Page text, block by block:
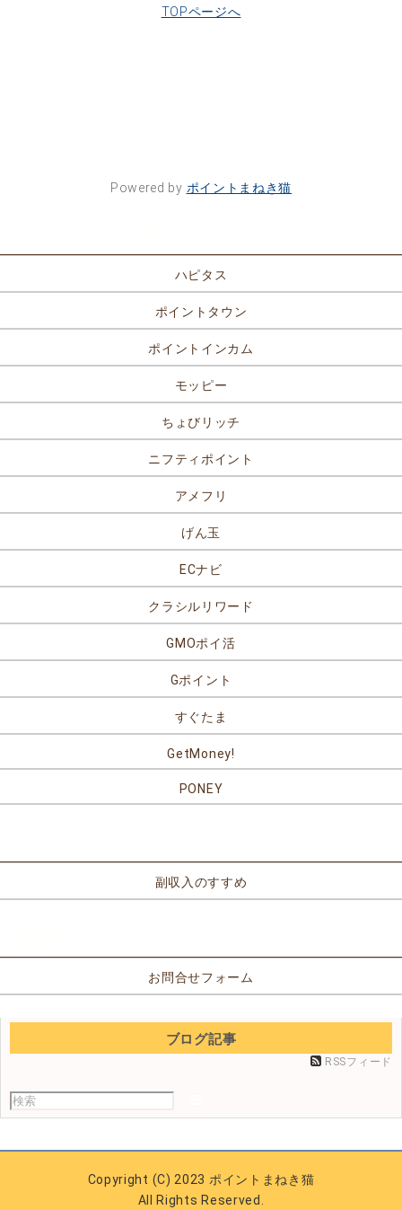
TOPページへ
Powered by ポイントまねき猫
ハピタス
ポイントタウン
ポイントインカム
モッピー
ちょびリッチ
ニフティポイント
アメフリ
げん玉
ECナビ
クラシルリワード
GMOポイ活
Gポイント
すぐたま
GetMoney!
PONEY
副収入のすすめ
お問合せフォーム
ブログ記事
RSSフィード
Copyright (C) 2023 ポイントまねき猫
All Rights Reserved.